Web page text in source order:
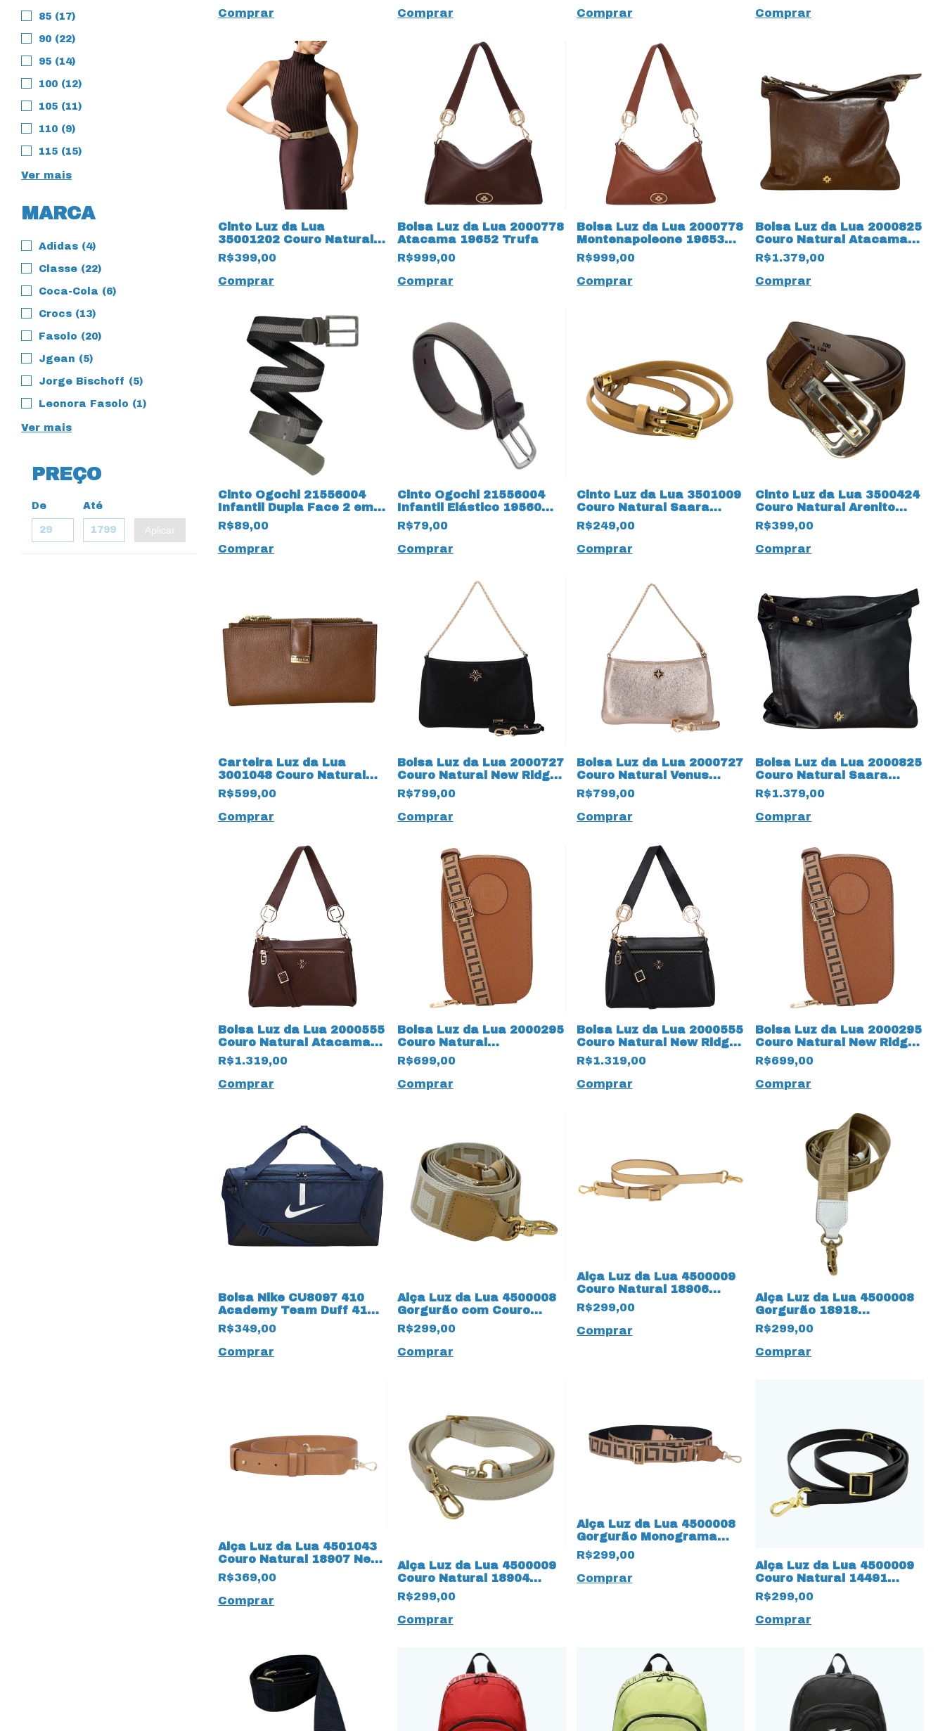
85 (17)
90 (22)
95 (14)
100 (12)
105 (11)
110 (9)
115 (15)
Ver mais
MARCA
Adidas (4)
Classe (22)
Coca-Cola (6)
Crocs (13)
Fasolo (20)
Jgean (5)
Jorge Bischoff (5)
Leonora Fasolo (1)
Ver mais
PREÇO
De Até
Aplicar
Comprar
Comprar
Comprar
Comprar
Cinto Luz da Lua
35001202 Couro Natural
Saara Atacama 19836
Trufa
R$399,00
Comprar
Bolsa Luz da Lua 2000778
Atacama 19652 Trufa
R$999,00
Comprar
Bolsa Luz da Lua 2000778
Montenapoleone 19653
Ambar
R$999,00
Comprar
Bolsa Luz da Lua 2000825
Couro Natural Atacama
19651 Trufa
R$1.379,00
Comprar
Cinto Ogochi 21556004
Infantil Dupla Face 2 em 1
19561 Preto
R$89,00
Comprar
Cinto Ogochi 21556004
Infantil Elástico 19560
Taupe
R$79,00
Comprar
Cinto Luz da Lua 3501009
Couro Natural Saara
16283 Amêndoa
R$249,00
Comprar
Cinto Luz da Lua 3500424
Couro Natural Arenito
19596 Canela
R$399,00
Comprar
Carteira Luz da Lua
3001048 Couro Natural
Atacama 19589 Ambar
R$599,00
Comprar
Bolsa Luz da Lua 2000727
Couro Natural New Ridge
19601 Preto
R$799,00
Comprar
Bolsa Luz da Lua 2000727
Couro Natural Venus
19600 Ouro
R$799,00
Comprar
Bolsa Luz da Lua 2000825
Couro Natural Saara
19598 Preto
R$1.379,00
Comprar
Bolsa Luz da Lua 2000555
Couro Natural Atacama
19593 Trufa
R$1.319,00
Comprar
Bolsa Luz da Lua 2000295
Couro Natural
Montenapoleone 19595
Ambar
R$699,00
Comprar
Bolsa Luz da Lua 2000555
Couro Natural New Ridge
19588 Preto
R$1.319,00
Comprar
Bolsa Luz da Lua 2000295
Couro Natural New Ridge
19587 Amêndoa
R$699,00
Comprar
Bolsa Nike CU8097 410
Academy Team Duff 41
Litros 19579 Marinho
R$349,00
Comprar
Alça Luz da Lua 4500008
Gorgurão com Couro
Natural 18914 Atacama
R$299,00
Comprar
Alça Luz da Lua 4500009
Couro Natural 18906
Atacama Butter
R$299,00
Comprar
Alça Luz da Lua 4500008
Gorgurão 18918
Monograma Panna
R$299,00
Comprar
Alça Luz da Lua 4501043
Couro Natural 18907 New
Ridge
R$369,00
Comprar
Alça Luz da Lua 4500009
Couro Natural 18904
Panna Off White
R$299,00
Comprar
Alça Luz da Lua 4500008
Gorgurão Monograma
18915 Saara Amêndoa
R$299,00
Comprar
Alça Luz da Lua 4500009
Couro Natural 14491
Saara Preto
R$299,00
Comprar